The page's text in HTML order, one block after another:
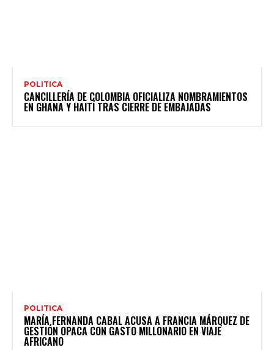
POLITICA
CANCILLERÍA DE COLOMBIA OFICIALIZA NOMBRAMIENTOS
EN GHANA Y HAITÍ TRAS CIERRE DE EMBAJADAS
POLITICA
MARÍA FERNANDA CABAL ACUSA A FRANCIA MÁRQUEZ DE
GESTIÓN OPACA CON GASTO MILLONARIO EN VIAJE
AFRICANO